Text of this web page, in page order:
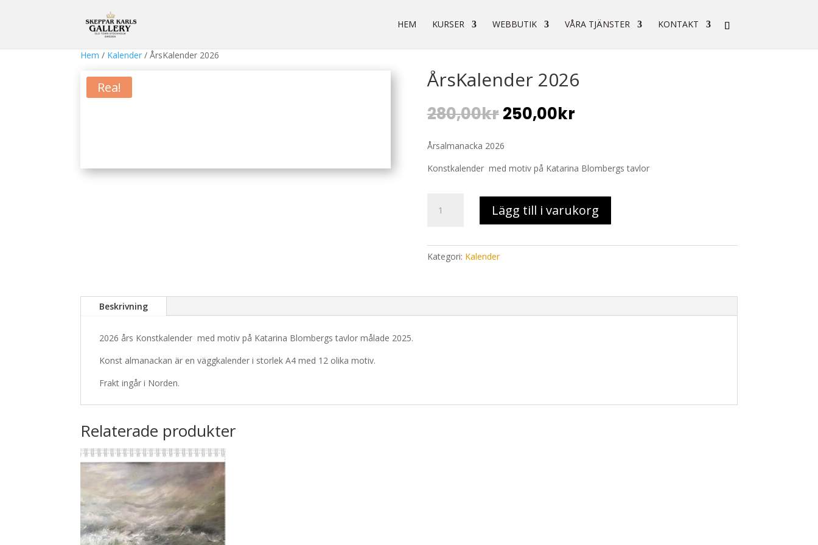
HEM KURSER WEBBUTIK VÅRA TJÄNSTER KONTAKT
Hem / Kalender / ÅrsKalender 2026
Rea! ÅrsKalender 2026
280,00kr Det
ursprungliga
priset
var:
280,00kr.
250,00krDet
250,00kr.
Årsalmanacka 2026
Konstkalender med motiv på Katarina Blombergs tavlor
2026
Lägg till i varukorg
Kategori: Kalender
Beskrivning
2026 års Konstkalender med motiv på Katarina Blombergs tavlor målade 2025.
Konst almanackan är en väggkalender i storlek A4 med 12 olika motiv.
Frakt ingår i Norden.
Relaterade produkter